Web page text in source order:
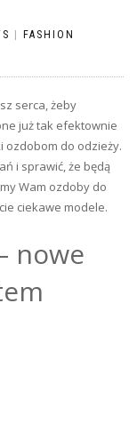
FASHION
serca, żeby
już tak efektownie
ozdobom do odzieży.
i sprawić, że będą
Wam ozdoby do
ciekawe modele.
nowe